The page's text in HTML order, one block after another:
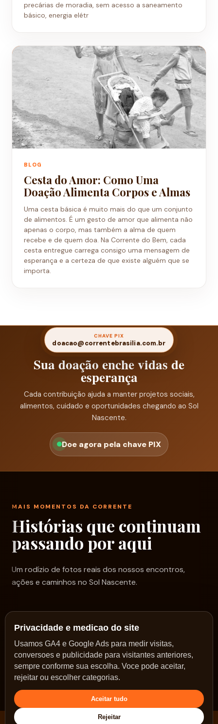
♡
precárias de moradia, sem acesso a saneamento
básico, energia elétr
BLOG
Cesta do Amor: Como Uma
Doação Alimenta Corpos e Almas
Uma cesta básica é muito mais do que um conjunto
de alimentos. É um gesto de amor que alimenta não
apenas o corpo, mas também a alma de quem
recebe e de quem doa. Na Corrente do Bem, cada
cesta entregue carrega consigo uma mensagem de
esperança e a certeza de que existe alguém que se
importa.
CHAVE PIX
doacao@correntebrasilia.com.br
Sua doação enche vidas de
esperança
Cada contribuição ajuda a manter projetos sociais,
alimentos, cuidado e oportunidades chegando ao Sol
Nascente.
Doe agora pela chave PIX
MAIS MOMENTOS DA CORRENTE
Histórias que continuam
passando por aqui
Um rodízio de fotos reais dos nossos encontros,
ações e caminhos no Sol Nascente.
Privacidade e medicao do site
Usamos GA4 e Google Ads para medir visitas,
conversoes e publicidade para visitantes anteriores,
sempre conforme sua escolha. Voce pode aceitar,
rejeitar ou escolher categorias.
Aceitar tudo
Rejeitar